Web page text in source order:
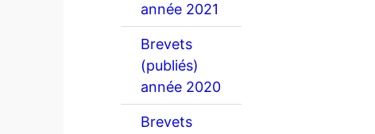
année 2021
Brevets
(publiés)
année 2020
Brevets